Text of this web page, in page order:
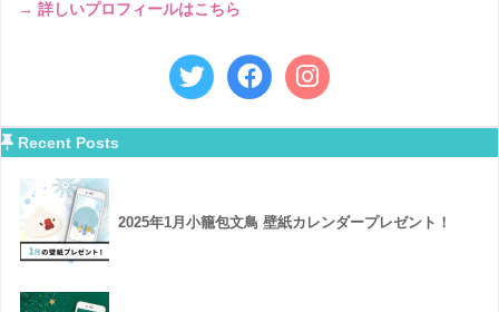
→ 詳しいプロフィールはこちら
Recent Posts
2025年1月小籠包文鳥 壁紙カレンダープレゼント！